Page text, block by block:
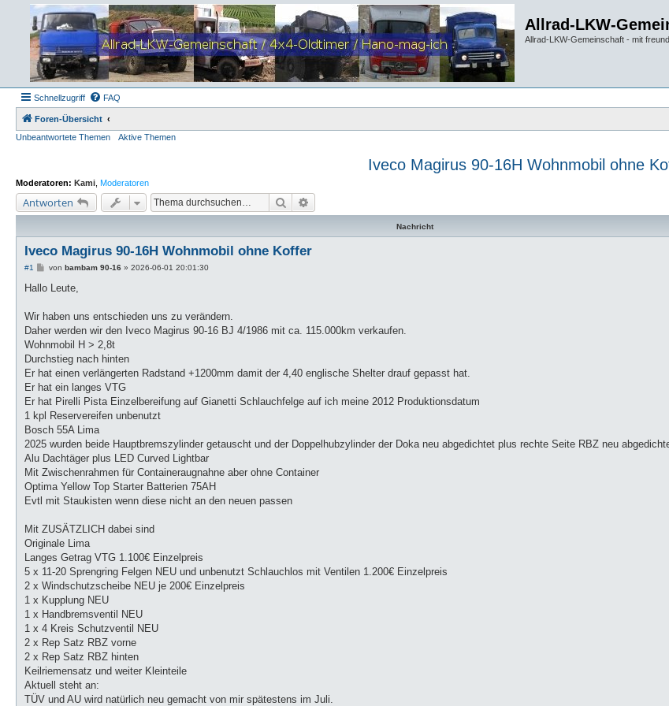
Allrad-LKW-
Allrad-LKW-Gemeinschaft - mit
Schnellzugriff FAQ
Foren-Übersicht
Unbeantwortete Themen
Aktive Themen
Iveco Magirus 90-16H Wohnmobil ohne
Moderatoren: Kami Moderatoren
Antworten Suche
Nachricht
Iveco Magirus 90-16H Wohnmobil ohne Koffer
#1
B
i
a
von bambam 90-16» 2026-06-01 20:01:30
Hallo Leute,
Wir haben uns entschieden uns zu verändern.
Daher werden wir den Iveco Magirus 90-16 BJ 4/1986 mit ca. 115.000km verkaufen.
Wohnmobil H > 2,8t
Durchstieg nach hinten
Er hat einen verlängerten Radstand +1200mm damit der 4,40 englische Shelter drauf gepasst hat.
Er hat ein langes VTG
Er hat Pirelli Pista Einzelbereifung auf Gianetti Schlauchfelge auf ich meine 2012 Produktionsdatum
1 kpl Reservereifen unbenutzt
Bosch 55A Lima
2025 wurden beide Hauptbremszylinder getauscht und der Doppelhubzylinder der Doka neu abgedichtet plus rechte Seite RBZ neu
Alu Dachtäger plus LED Curved Lightbar
Mit Zwischenrahmen für Containeraugnahne aber ohne Container
Optima Yellow Top Starter Batterien 75AH
Evtl mit Staukisten wenn diese nicht an den neuen passen
Mit ZUSÄTZLICH dabei sind
Originale Lima
Langes Getrag VTG 1.100€ Einzelpreis
5 x 11-20 Sprengring Felgen NEU und unbenutzt Schlauchlos mit Ventilen 1.200€ Einzelpreis
2 x Windschutzscheibe NEU je 200€ Einzelpreis
1 x Kupplung NEU
1 x Handbremsventil NEU
1 x 4 Kreis Schutzventil NEU
2 x Rep Satz RBZ vorne
2 x Rep Satz RBZ hinten
Keilriemensatz und weiter Kleinteile
Aktuell steht an:
TÜV und AU wird natürlich neu gemacht von mir spätestens im Juli.